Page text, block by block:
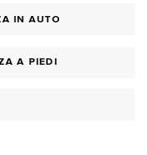
IN AUTO
A PIEDI